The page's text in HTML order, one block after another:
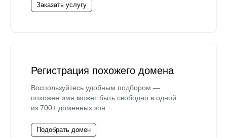
Заказать услугу
Регистрация похожего домена
Воспользуйтесь удобным подбором —
похожее имя может быть свободно в одной
из 700+ доменных зон.
Подобрать домен